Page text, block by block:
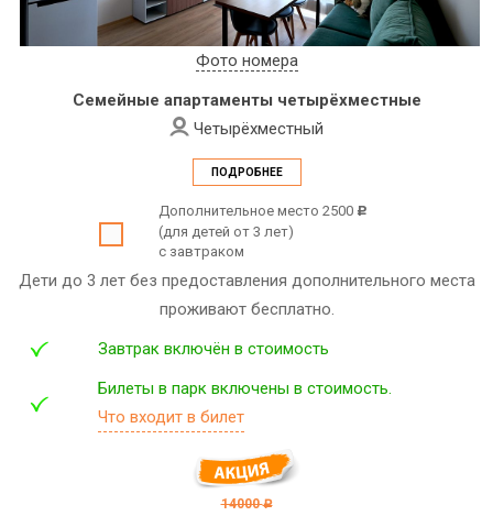
Фото номера
Семейные апартаменты четырёхместные
Четырёхместный
ПОДРОБНЕЕ
Дополнительное место 2500 c
(для детей от 3 лет)
с завтраком
Дети до 3 лет без предоставления дополнительного места
проживают бесплатно.
Завтрак включён в стоимость
Билеты в парк включены в стоимость.
Что входит в билет
14000 c